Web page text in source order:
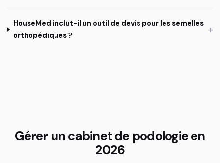
HouseMed inclut-il un outil de devis pour les semelles
orthopédiques ?
+
Gérer un cabinet de podologie en
2026